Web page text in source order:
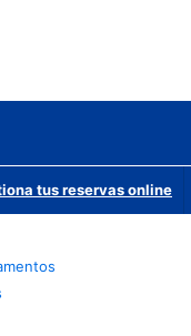
tus reservas online